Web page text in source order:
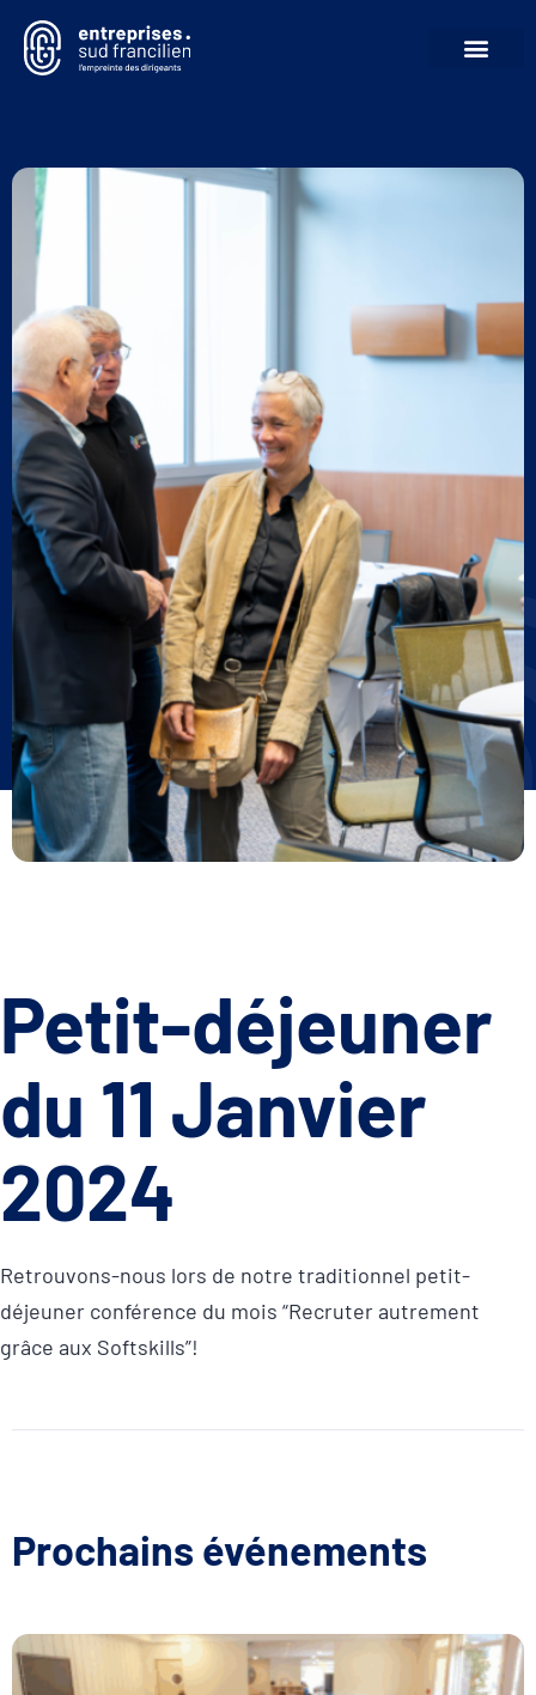
Petit-déjeuner
du 11 Janvier
2024
Retrouvons-nous lors de notre traditionnel petit-
déjeuner conférence du mois “Recruter autrement
grâce aux Softskills”!
Prochains événements